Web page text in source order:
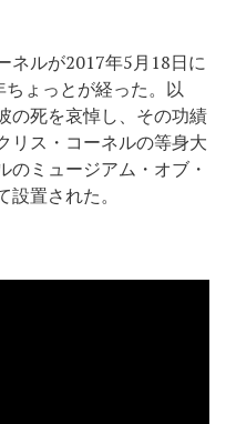
ネルが2017年5月18日に
ょっとが経った。以
の死を哀悼し、その功績
リス・コーネルの等身大
ミュージアム・オブ・
置された。